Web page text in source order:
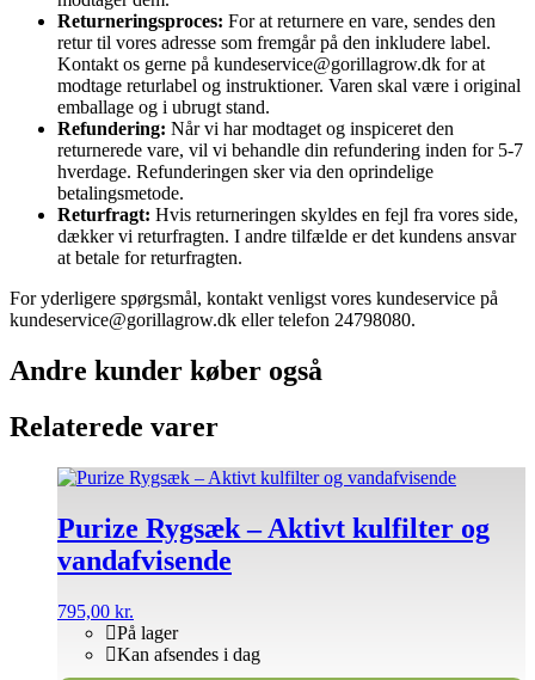
Returneringsproces: For at returnere en vare, sendes den
retur til vores adresse som fremgår på den inkludere label.
Kontakt os gerne på kundeservice@gorillagrow.dk for at
modtage returlabel og instruktioner. Varen skal være i original
emballage og i ubrugt stand.
Refundering: Når vi har modtaget og inspiceret den
returnerede vare, vil vi behandle din refundering inden for 5-7
hverdage. Refunderingen sker via den oprindelige
betalingsmetode.
Returfragt: Hvis returneringen skyldes en fejl fra vores side,
dækker vi returfragten. I andre tilfælde er det kundens ansvar
at betale for returfragten.
For yderligere spørgsmål, kontakt venligst vores kundeservice på
kundeservice@gorillagrow.dk eller telefon 24798080.
Andre kunder køber også
Relaterede varer
Purize Rygsæk – Aktivt kulfilter og
vandafvisende
795,00 kr.
På lager
Kan afsendes i dag